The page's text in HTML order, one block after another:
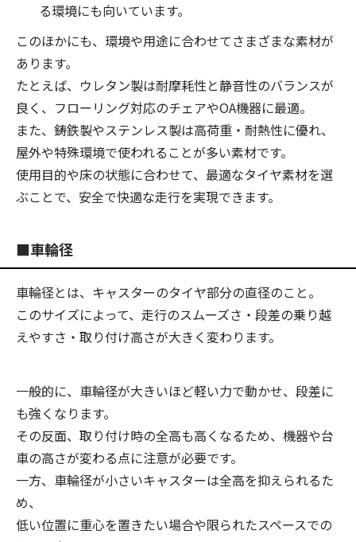
る環境にも向いています。
このほかにも、環境や用途に合わせてさまざまな素材が
あります。
たとえば、ウレタン製は耐摩耗性と静音性のバランスが
良く、フローリング対応のチェアやOA機器に最適。
また、鋳鉄製やステンレス製は高荷重・耐熱性に優れ、
屋外や特殊環境で使われることが多い素材です。
使用目的や床の状態に合わせて、最適なタイヤ素材を選
ぶことで、安全で快適な走行を実現できます。
■車輪径
車輪径とは、キャスターのタイヤ部分の直径のこと。
このサイズによって、走行のスムーズさ・段差の乗り越
えやすさ・取り付け高さが大きく変わります。
一般的に、車輪径が大きいほど軽い力で動かせ、段差に
も強くなります。
その反面、取り付け時の全高も高くなるため、機器や台
車の高さが変わる点に注意が必要です。
一方、車輪径が小さいキャスターは全高を抑えられるた
め、
低い位置に重心を置きたい場合や限られたスペースでの